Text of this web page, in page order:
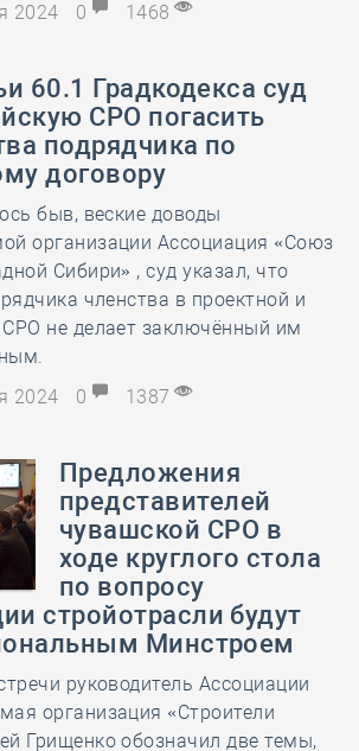
2024
0 1468
60.1 Градкодекса суд
СРО погасить
подрядчика по
договору
быв, веские доводы
организации Ассоциация «Союз
Сибири» , суд указал, что
членства в проектной и
СРО не делает заключённый им
2024
0 1387
Предложения
представителей
чувашской СРО в
ходе круглого стола
по вопросу
стройотрасли будут
Минстроем
руководитель Ассоциации
организация «Строители
Грищенко обозначил две темы,